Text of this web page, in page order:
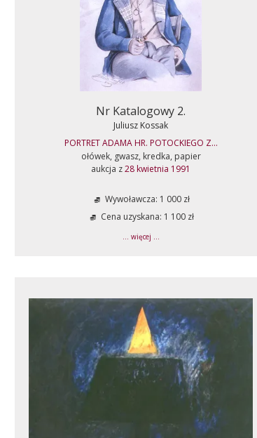
Nr Katalogowy 2.
Juliusz Kossak
PORTRET ADAMA HR. POTOCKIEGO Z...
ołówek, gwasz, kredka, papier
aukcja z28 kwietnia 1991
Wywoławcza: 1 000 zł
Cena uzyskana: 1 100 zł
... więcej ...